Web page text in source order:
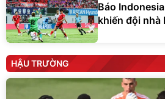
Báo
khiến đội nhà
HẬU TRƯỜNG